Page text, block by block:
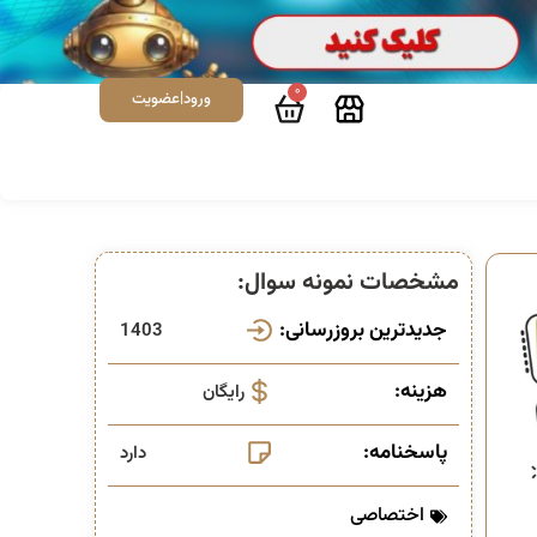
0 ورود|عضویت
مشخصات نمونه سوال:
جدیدترین بروزرسانی: 1403
هزینه: رایگان
پاسخنامه: دارد
اختصاصی